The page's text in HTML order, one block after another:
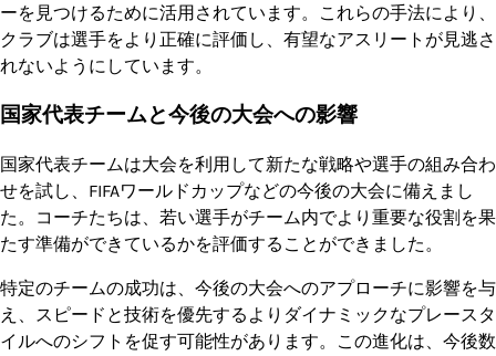
ーを見つけるために活用されています。これらの手法により、
クラブは選手をより正確に評価し、有望なアスリートが見逃さ
れないようにしています。
国家代表チームと今後の大会への影響
国家代表チームは大会を利用して新たな戦略や選手の組み合わ
せを試し、FIFAワールドカップなどの今後の大会に備えまし
た。コーチたちは、若い選手がチーム内でより重要な役割を果
たす準備ができているかを評価することができました。
特定のチームの成功は、今後の大会へのアプローチに影響を与
え、スピードと技術を優先するよりダイナミックなプレースタ
イルへのシフトを促す可能性があります。この進化は、今後数